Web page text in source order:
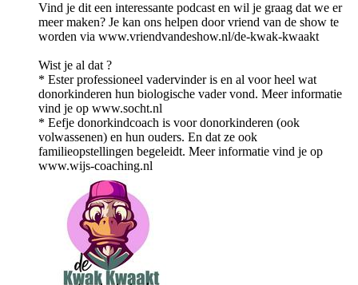
Vind je dit een interessante podcast en wil je graag dat we er
meer maken? Je kan ons helpen door vriend van de show te
worden via www.vriendvandeshow.nl/de-kwak-kwaakt
Wist je al dat ?
* Ester professioneel vadervinder is en al voor heel wat
donorkinderen hun biologische vader vond. Meer informatie
vind je op www.socht.nl
* Eefje donorkindcoach is voor donorkinderen (ook
volwassenen) en hun ouders. En dat ze ook
familieopstellingen begeleidt. Meer informatie vind je op
www.wijs-coaching.nl